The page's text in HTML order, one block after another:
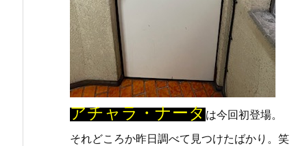
アチャラ・ナータは今回初登場。
それどころか昨日調べて見つけたばかり。笑